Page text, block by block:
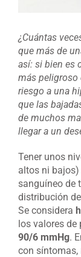
¿Cuántas
que más de
así: si bien es
más peligroso
riesgo a una
que las
de muchos
llegar a un
Tener unos
altos ni bajos)
sanguíneo de
distribución
Se considera
los valores de
90/6 mmHg.
con síntomas,